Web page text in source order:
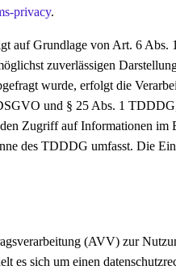
privacy.
auf Grundlage von Art. 6
zuverlässigen
wurde, erfolgt die
und § 25 Abs. 1
Zugriff auf Informationen im
des TDDDG umfasst. Die
(AVV) zur
es sich um einen